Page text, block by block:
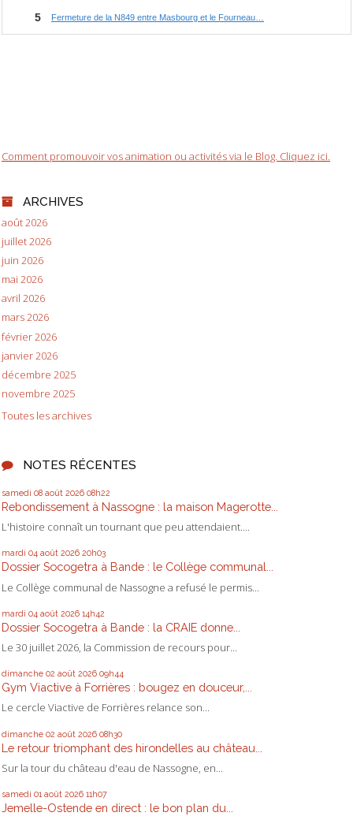
Comment promouvoir vos animation ou activités via le Blog. Cliquez ici.
ARCHIVES
août 2026
juillet 2026
juin 2026
mai 2026
avril 2026
mars 2026
février 2026
janvier 2026
décembre 2025
novembre 2025
Toutes les archives
NOTES RÉCENTES
samedi 08 août 2026 08h22
Rebondissement à Nassogne : la maison Magerotte...
L'histoire connaît un tournant que peu attendaient....
mardi 04 août 2026 20h03
Dossier Socogetra à Bande : le Collège communal...
Le Collège communal de Nassogne a refusé le permis...
mardi 04 août 2026 14h42
Dossier Socogetra à Bande : la CRAIE donne...
Le 30 juillet 2026, la Commission de recours pour...
dimanche 02 août 2026 09h44
Gym Viactive à Forrières : bougez en douceur,...
Le cercle Viactive de Forrières relance son...
dimanche 02 août 2026 08h30
Le retour triomphant des hirondelles au château...
Sur la tour du château d'eau de Nassogne, en...
samedi 01 août 2026 11h07
Jemelle-Ostende en direct : le bon plan du...